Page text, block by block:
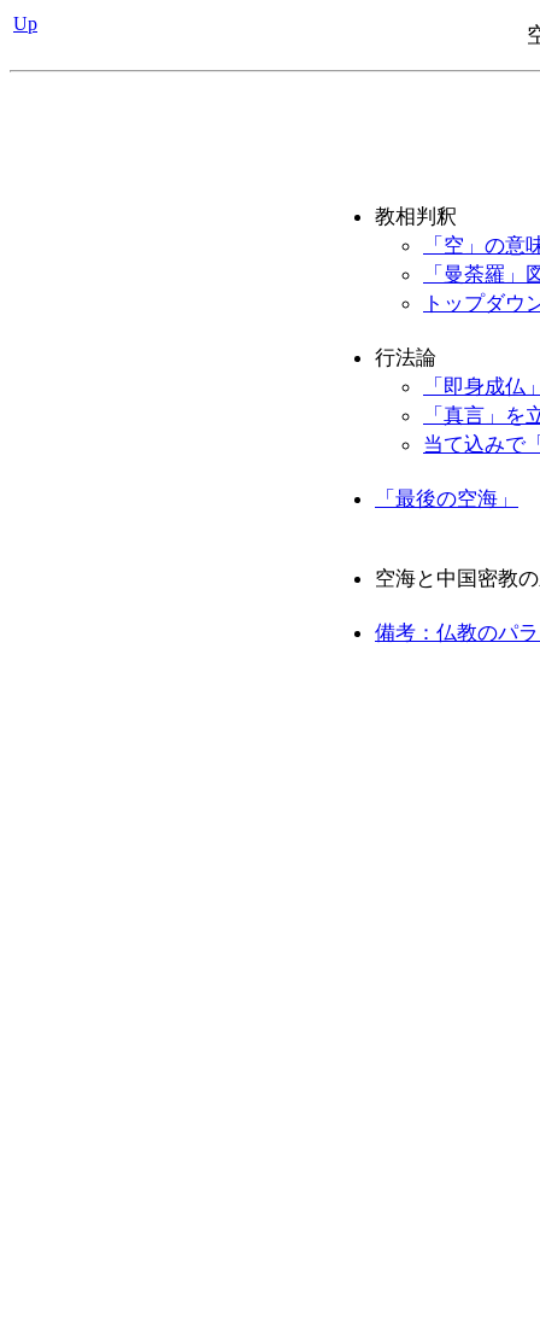
Up
教相判釈
「空」の
「曼荼羅」
トップダウ
行法論
「即身成仏
「真言」を
当て込みで
「最後の空海」
空海と中国密教
備考：仏教のパ